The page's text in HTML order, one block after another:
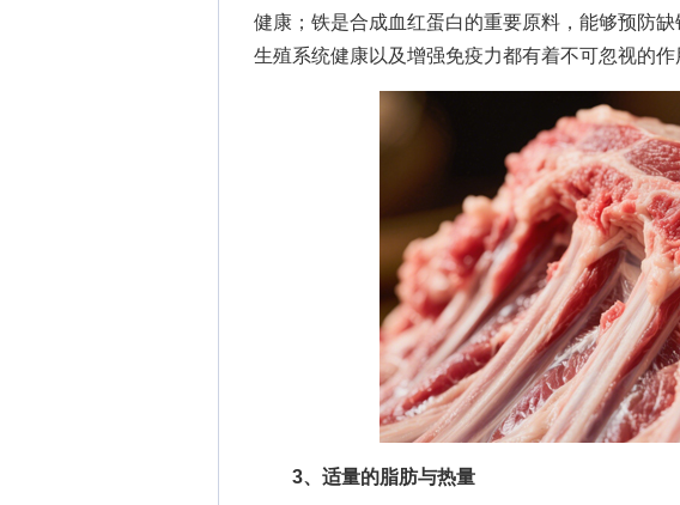
健康；铁是合成血红蛋白的重要原料，能够预防缺
生殖系统健康以及增强免疫力都有着不可忽视的作
3、适量的脂肪与热量